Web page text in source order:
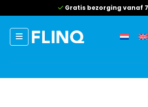
Gratis bezorging vanaf